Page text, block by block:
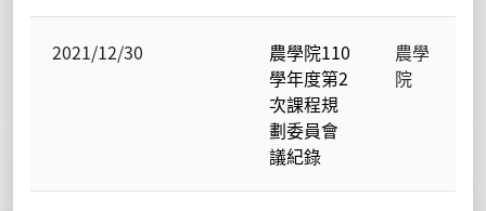
2021/12/30
農學院110
學年度第2
次課程規
劃委員會
議紀錄
農學
院